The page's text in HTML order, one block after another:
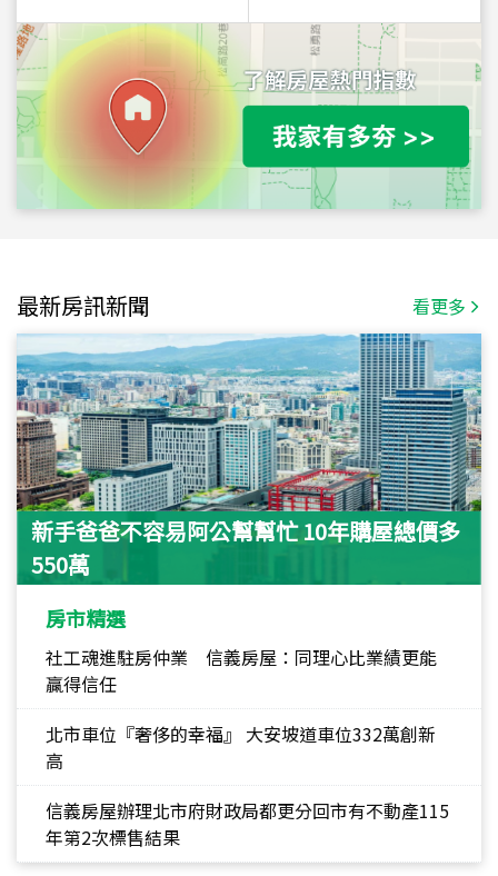
最新房訊新聞 看更多
新手爸爸不容易阿公幫幫忙 10年購屋總價多
550萬
房市精選
社工魂進駐房仲業 信義房屋：同理心比業績更能
贏得信任
北市車位『奢侈的幸福』 大安坡道車位332萬創新
高
信義房屋辦理北市府財政局都更分回市有不動產115
年第2次標售結果